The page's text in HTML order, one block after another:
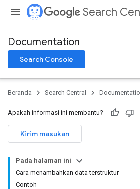
Search
Documentation
Search Console
Beranda Search Central
Apakah informasi ini membantu?
Kirim masukan
Pada halaman ini
Cara menambahkan data terstruktur
Contoh